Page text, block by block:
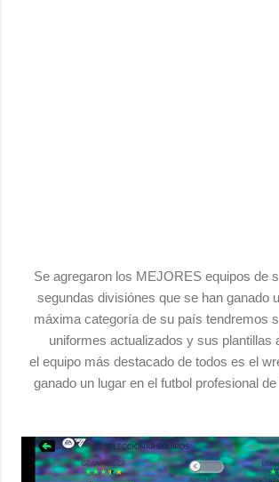
Se agregaron los MEJORES equipos de
segundas divisiónes que se han ganado
máxima categoría de su país tendremos
uniformes actualizados y sus plantillas
el equipo más destacado de todos es el
ganado un lugar en el futbol profesional